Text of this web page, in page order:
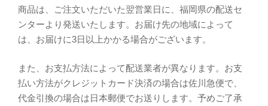
商品は、ご注文いただいた翌営業日に、福岡県の配送セ
ンターより発送いたします。お届け先の地域によって
は、お届けに3日以上かかる場合がございます。
また、お支払方法によって配送業者が異なります。お支
払い方法がクレジットカード決済の場合は佐川急便で、
代金引換の場合は日本郵便でお送りします。予めご了承